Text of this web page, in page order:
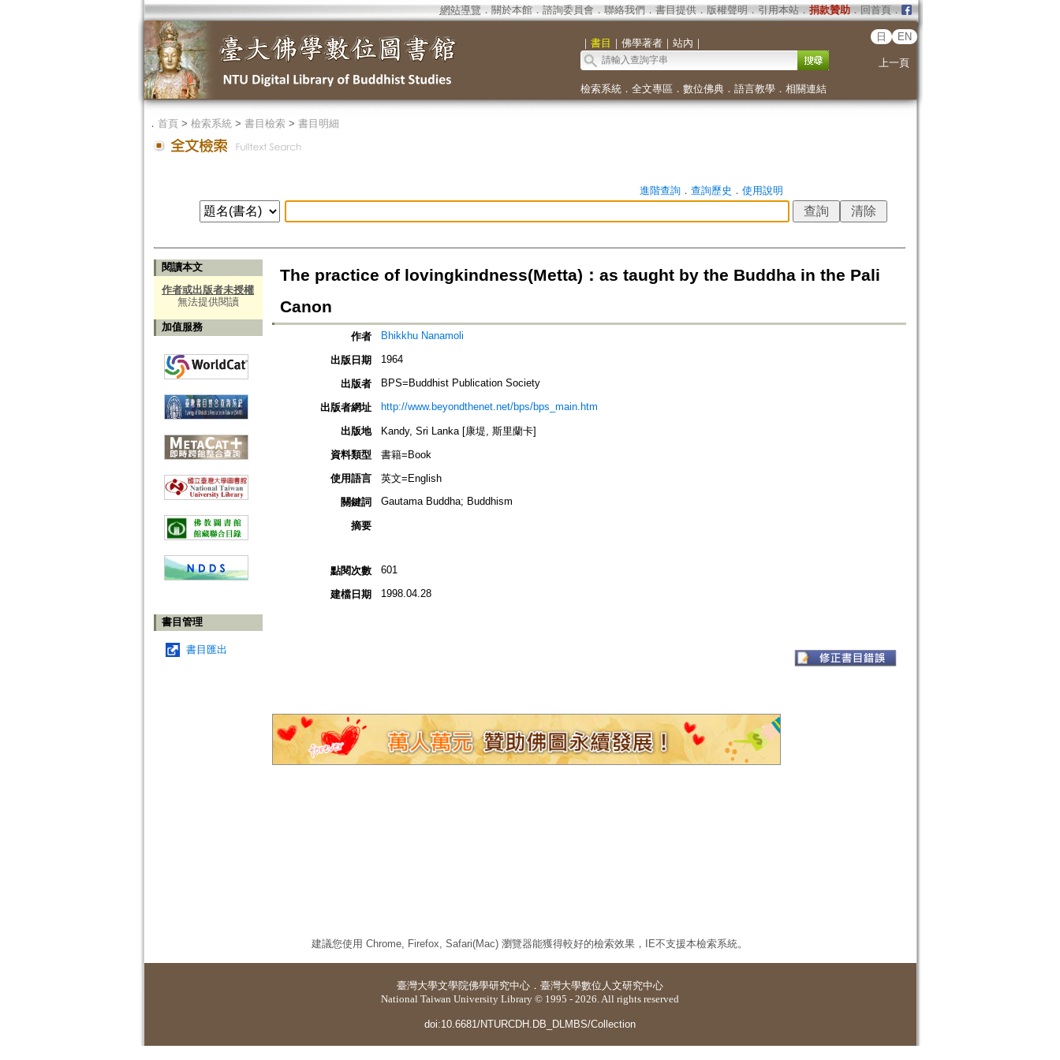
網站導覽 ． 關於本館． 諮詢委員會． 聯絡我們 ． 書目提供． 版權聲明 ． 引用本站． 捐款贊助．回首頁．
｜ 書目 ｜ 佛學著者｜ 站內 ｜
日 EN
上一頁
檢索系統． 全文專區 ． 數位佛典． 語言教學． 相關連結
． 首頁> 檢索系統> 書目檢索> 書目明細
進階查詢． 查詢歷史 ． 使用說明
閱讀本文
作者或出版者未授權
無法提供閱讀
加值服務
書目管理
書目匯出
The practice of lovingkindness(Metta)：as taught by the Buddha in the Pali
Canon
作者 Bhikkhu Nanamoli
出版日期 1964
出版者 BPS=Buddhist Publication Society
出版者網址 http://www.beyondthenet.net/bps/bps_main.htm
出版地
Kandy, Sri Lanka [康堤, 斯里蘭卡]
資料類型
書籍=Book
使用語言
英文=English
關鍵詞
Gautama Buddha; Buddhism
摘要
點閱次數 601
建檔日期 1998.04.28
建議您使用 Chrome, Firefox, Safari(Mac) 瀏覽器能獲得較好的檢索效果，IE不支援本檢索系統。
臺灣大學文學院佛學研究中心 ． 臺灣大學數位人文研究中心
National Taiwan University Library © 1995 - 2026. All rights reserved
doi:10.6681/NTURCDH.DB_DLMBS/Collection